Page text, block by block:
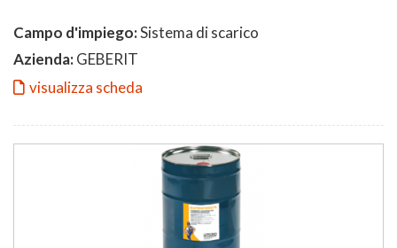
Campo d'impiego:Sistema di scarico
Azienda:GEBERIT
visualizza scheda